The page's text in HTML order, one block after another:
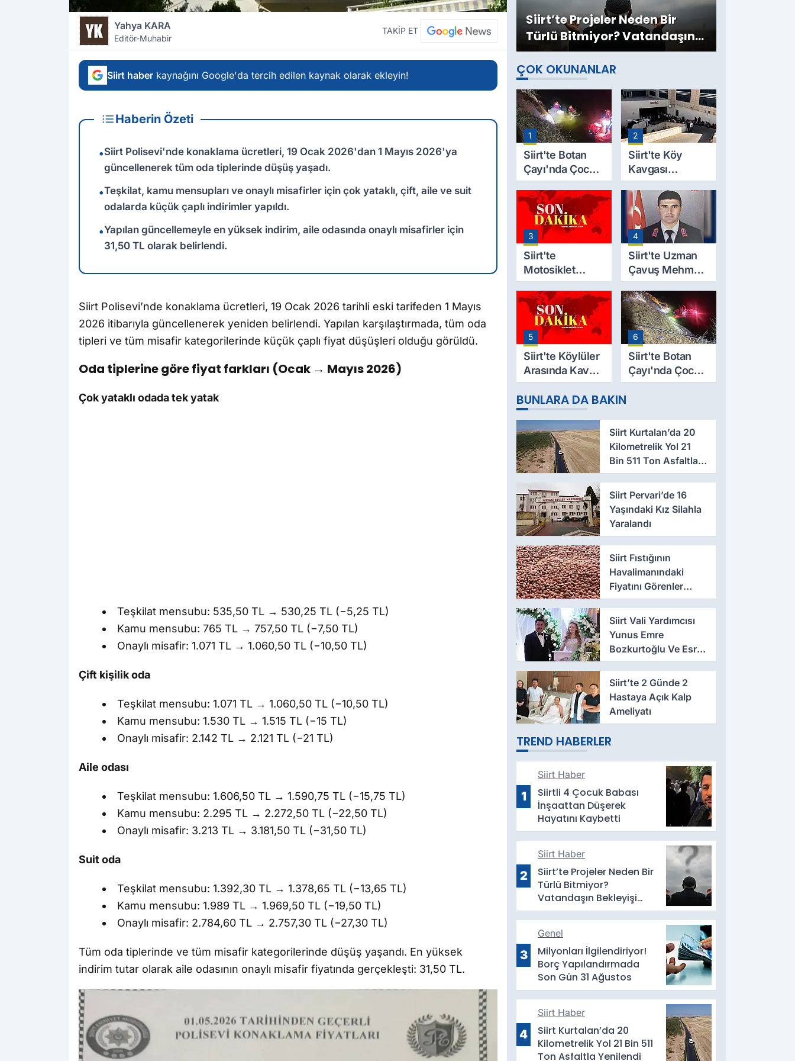
Yahya KARA
Editör-Muhabir
TAKİP ET
Siirt haber kaynağını Google'da tercih edilen kaynak olarak ekleyin!
Haberin Özeti
•Siirt Polisevi'nde konaklama ücretleri, 19 Ocak 2026'dan 1 Mayıs 2026'ya
güncellenerek tüm oda tiplerinde düşüş yaşadı.
•Teşkilat, kamu mensupları ve onaylı misafirler için çok yataklı, çift, aile ve suit
odalarda küçük çaplı indirimler yapıldı.
•Yapılan güncellemeyle en yüksek indirim, aile odasında onaylı misafirler için
31,50 TL olarak belirlendi.
Siirt Polisevi’nde konaklama ücretleri, 19 Ocak 2026 tarihli eski tarifeden 1 Mayıs
2026 itibarıyla güncellenerek yeniden belirlendi. Yapılan karşılaştırmada, tüm oda
tipleri ve tüm misafir kategorilerinde küçük çaplı fiyat düşüşleri olduğu görüldü.
Oda tiplerine göre fiyat farkları (Ocak → Mayıs 2026)
Çok yataklı odada tek yatak
Teşkilat mensubu: 535,50 TL → 530,25 TL (−5,25 TL)
Kamu mensubu: 765 TL → 757,50 TL (−7,50 TL)
Onaylı misafir: 1.071 TL → 1.060,50 TL (−10,50 TL)
Çift kişilik oda
Teşkilat mensubu: 1.071 TL → 1.060,50 TL (−10,50 TL)
Kamu mensubu: 1.530 TL → 1.515 TL (−15 TL)
Onaylı misafir: 2.142 TL → 2.121 TL (−21 TL)
Aile odası
Teşkilat mensubu: 1.606,50 TL → 1.590,75 TL (−15,75 TL)
Kamu mensubu: 2.295 TL → 2.272,50 TL (−22,50 TL)
Onaylı misafir: 3.213 TL → 3.181,50 TL (−31,50 TL)
Suit oda
Teşkilat mensubu: 1.392,30 TL → 1.378,65 TL (−13,65 TL)
Kamu mensubu: 1.989 TL → 1.969,50 TL (−19,50 TL)
Onaylı misafir: 2.784,60 TL → 2.757,30 TL (−27,30 TL)
Tüm oda tiplerinde ve tüm misafir kategorilerinde düşüş yaşandı. En yüksek
indirim tutar olarak aile odasının onaylı misafir fiyatında gerçekleşti: 31,50 TL.
Siirt’te Projeler Neden Bir
Türlü Bitmiyor? Vatandaşın
Bekleyişi Sürüyor
ÇOK OKUNANLAR
1
Siirt'te Botan
Çayı'nda Çocuk
Cesedi
Bulundu: Kayıp
Baba İçin Arama
Çalışmaları
Başlıyor
2
Siirt'te Köy
Kavgası
Cinayetle
Sonuçlandı:
Selim B.
Hayatını
Kaybetti
3
Siirt'te
Motosiklet
Kazası Can Aldı:
39 Yaşındaki
Mesut Yıldız
Hayatını
Kaybetti
4
Siirt'te Uzman
Çavuş Mehmet
Salih Sarıyer,
Evinde Ölü
Bulundu
5
Siirt'te Köylüler
Arasında Kavga:
2 Yaralı, Birinin
Durumu Ağır
6
Siirt'te Botan
Çayı'nda Çocuk
Cesedi Bulundu
BUNLARA DA BAKIN
Siirt Kurtalan’da 20
Kilometrelik Yol 21
Bin 511 Ton Asfaltla
Yenilendi
Siirt Pervari’de 16
Yaşındaki Kız Silahla
Yaralandı
Siirt Fıstığının
Havalimanındaki
Fiyatını Görenler
Şaşkına Döndü
Siirt Vali Yardımcısı
Yunus Emre
Bozkurtoğlu Ve Esra
Cintosun Dünya
Evine Girdi
Siirt’te 2 Günde 2
Hastaya Açık Kalp
Ameliyatı
TREND HABERLER
1
Siirt Haber
Siirtli 4 Çocuk Babası
İnşaattan Düşerek
Hayatını Kaybetti
2
Siirt Haber
Siirt’te Projeler Neden Bir
Türlü Bitmiyor?
Vatandaşın Bekleyişi
Sürüyor
3
Genel
Milyonları İlgilendiriyor!
Borç Yapılandırmada
Son Gün 31 Ağustos
4
Siirt Haber
Siirt Kurtalan’da 20
Kilometrelik Yol 21 Bin 511
Ton Asfaltla Yenilendi